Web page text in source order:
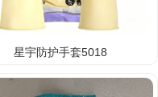
星宇防护手套5018